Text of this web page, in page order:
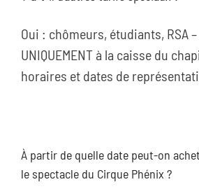
À PROPOS
GROUPES & ENTREPRISES
CHAPITEAU
Oui : chômeurs, étudiants, RSA
UNIQUEMENT à la caisse du
horaires et dates de
À partir de quelle date peut-on
le spectacle du Cirque Phénix ?